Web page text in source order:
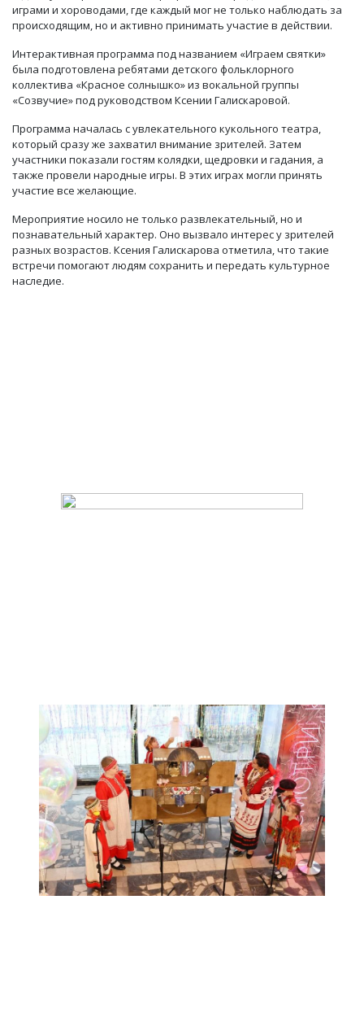
играми и хороводами, где каждый мог не только наблюдать за
происходящим, но и активно принимать участие в действии.
Интерактивная программа под названием «Играем святки»
была подготовлена ребятами детского фольклорного
коллектива «Красное солнышко» из вокальной группы
«Созвучие» под руководством Ксении Галискаровой.
Программа началась с увлекательного кукольного театра,
который сразу же захватил внимание зрителей. Затем
участники показали гостям колядки, щедровки и гадания, а
также провели народные игры. В этих играх могли принять
участие все желающие.
Мероприятие носило не только развлекательный, но и
познавательный характер. Оно вызвало интерес у зрителей
разных возрастов. Ксения Галискарова отметила, что такие
встречи помогают людям сохранить и передать культурное
наследие.